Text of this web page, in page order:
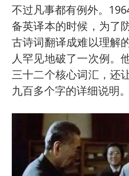
不过凡事都有例外。
备英译本的时候，为了
古诗词翻译成难以理解
人罕见地破了一次例。
三十二个核心词汇，还
九百多个字的详细说明。